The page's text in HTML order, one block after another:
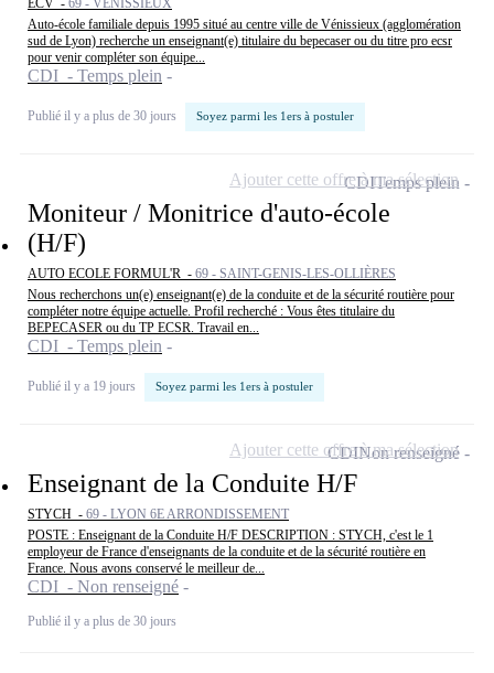
ECV - 69 - VENISSIEUX
Auto-école familiale depuis 1995 situé au centre ville de Vénissieux (agglomération
sud de Lyon) recherche un enseignant(e) titulaire du bepecaser ou du titre pro ecsr
pour venir compléter son équipe...
CDI - Temps plein
Publié il y a plus de 30 jours Soyez parmi les 1ers à postuler
Moniteur / Monitrice d'auto-école
(H/F)
AUTO ECOLE FORMUL'R - 69 - SAINT-GENIS-LES-OLLIÈRES
Nous recherchons un(e) enseignant(e) de la conduite et de la sécurité routière pour
compléter notre équipe actuelle. Profil recherché : Vous êtes titulaire du
BEPECASER ou du TP ECSR. Travail en...
CDI - Temps plein
Publié il y a 19 jours Soyez parmi les 1ers à postuler
CDITemps plein
Ajouter cette offre à ma sélection
Enseignant de la Conduite H/F
STYCH - 69 - LYON 6E ARRONDISSEMENT
POSTE : Enseignant de la Conduite H/F DESCRIPTION : STYCH, c'est le 1
employeur de France d'enseignants de la conduite et de la sécurité routière en
France. Nous avons conservé le meilleur de...
CDI - Non renseigné
Publié il y a plus de 30 jours
CDINon renseigné
Ajouter cette offre à ma sélection